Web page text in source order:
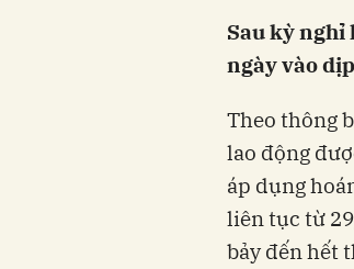
Sau kỳ nghỉ
ngày vào
Theo thông
lao động
áp dụng
liên tục từ
bảy đến hết